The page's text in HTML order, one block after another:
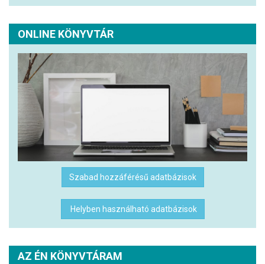
ONLINE KÖNYVTÁR
Szabad hozzáférésű adatbázisok
Helyben használható adatbázisok
AZ ÉN KÖNYVTÁRAM